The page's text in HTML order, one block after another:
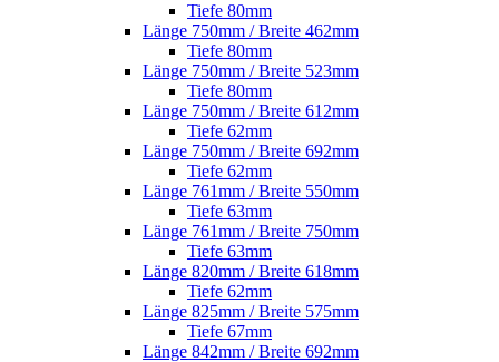
Tiefe 80mm
Länge 750mm / Breite 462mm
Tiefe 80mm
Länge 750mm / Breite 523mm
Tiefe 80mm
Länge 750mm / Breite 612mm
Tiefe 62mm
Länge 750mm / Breite 692mm
Tiefe 62mm
Länge 761mm / Breite 550mm
Tiefe 63mm
Länge 761mm / Breite 750mm
Tiefe 63mm
Länge 820mm / Breite 618mm
Tiefe 62mm
Länge 825mm / Breite 575mm
Tiefe 67mm
Länge 842mm / Breite 692mm